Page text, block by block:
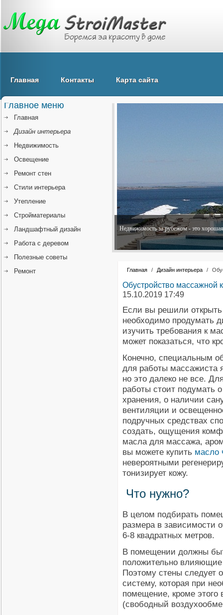
Главная Контакты Карта сайта
Недвижимость за рубежом - это
Главная / Дизайн интерьера /
Обустройство массажной
15.10.2019 17:49
Если вы решили
необходимо продумать
изучить требования к
может показаться, что
Конечно, специальным
для работы массажиста
но это далеко не все.
работы стоит подумать
хранения, о наличии
вентиляции и
подручных средствах
создать, ощущения
масла для массажа,
вы можете купить масло
невероятными
тонизирует кожу.
Что нужно?
В целом подбирать
размера в зависимости
6-8 квадратных метров.
В помещении должны
положительно влияющие
Поэтому стены следует
систему, которая при
помещение, кроме этого
(свободный
Главное меню
Главная
Дизайн интерьера
Недвижимость
Освещение
Ремонт стен
Стили интерьера
Утепление
Стройматериалы
Ландшафтный дизайн
Работа с деревом
Полезные советы
Ремонт